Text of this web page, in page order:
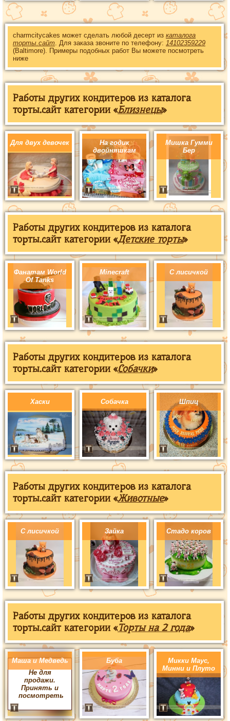
charmcitycakes может сделать любой десерт из каталога
торты.сайт. Для заказа звоните по телефону: 14102359229
(Baltimore). Примеры подобных работ Вы можете посмотреть
ниже
Работы других кондитеров из каталога
торты.сайт категории «Близнецы»
Для двух девочек
На годик
двойняшкам
Мишка Гумми
Бер
Работы других кондитеров из каталога
торты.сайт категории «Детские торты»
Фанатам World
Of Tanks
Minecraft С лисичкой
Работы других кондитеров из каталога
торты.сайт категории «Собачки»
Хаски Собачка Шпиц
Работы других кондитеров из каталога
торты.сайт категории «Животные»
С лисичкой Зайка Стадо коров
Работы других кондитеров из каталога
торты.сайт категории «Торты на 2 года»
Маша и Медведь
Не для
продажи.
Принять и
посмотреть
Буба
Микки Маус,
Минни и Плуто